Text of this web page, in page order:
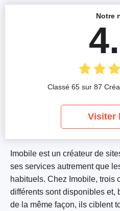
Imobile est un créateur de
ses services autrement que
habituels. Chez Imobile, trois
différents sont disponibles et,
de la même façon, ils ciblent
Notre
Classé 65 sur 87
Visiter